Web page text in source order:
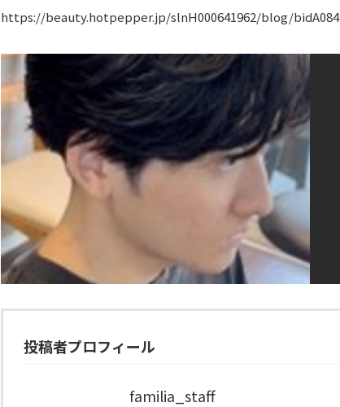
https://beauty.hotpepper.jp/slnH000641962/blog/
投稿者プロフィール
familia_staff